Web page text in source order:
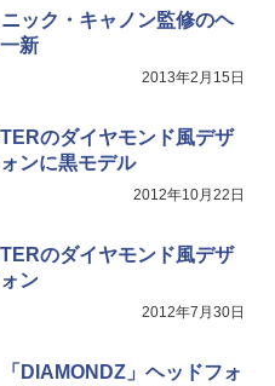
ック・キャノン監修のヘ
新
2013年2月15日
のダイヤモンド風デザ
ンに黒モデル
2012年10月22日
のダイヤモンド風デザ
ン
2012年7月30日
DIAMONDZ」ヘッドフォ